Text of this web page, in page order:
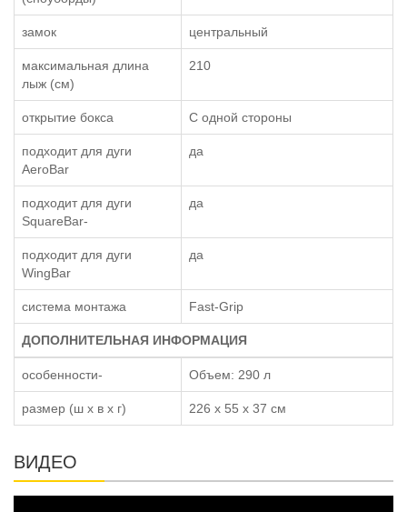
замок центральный
максимальная длина
лыж (см)
210
открытие бокса С одной стороны
подходит для дуги
AeroBar
да
подходит для дуги
SquareBar-
да
подходит для дуги
WingBar
да
система монтажа Fast-Grip
ДОПОЛНИТЕЛЬНАЯ ИНФОРМАЦИЯ
особенности- Объем: 290 л
размер (ш x в x г) 226 x 55 x 37 см
ВИДЕО